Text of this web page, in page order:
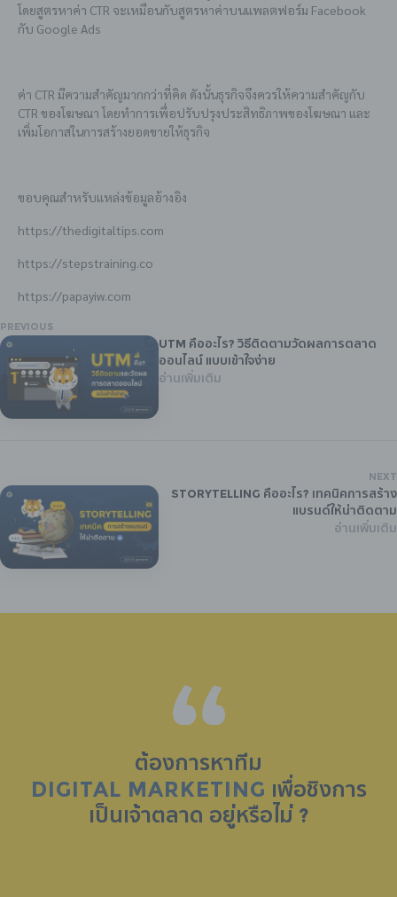
โดยสูตรหาค่า CTR จะเหมือนกับสูตรหาค่าบนแพลตฟอร์ม Facebook
กับ Google Ads
ค่า CTR มีความสำคัญมากกว่าที่คิด ดังนั้นธุรกิจจึงควรให้ความสำคัญกับ
CTR ของโฆษณา โดยทำการเพื่อปรับปรุงประสิทธิภาพของโฆษณา และ
เพิ่มโอกาสในการสร้างยอดขายให้ธุรกิจ
ขอบคุณสำหรับแหล่งข้อมูลอ้างอิง
https://thedigitaltips.com
https://stepstraining.co
https://papayiw.com
PREVIOUS
UTM คืออะไร? วิธีติดตามวัดผลการตลาด
ออนไลน์ แบบเข้าใจง่าย
อ่านเพิ่มเติม
NEXT
Storytelling คืออะไร? เทคนิคการสร้าง
แบรนด์ให้น่าติดตาม
อ่านเพิ่มเติม
ต้องการหาทีม
DIGITAL MARKETING เพื่อชิงการ
เป็นเจ้าตลาด อยู่หรือไม่ ?